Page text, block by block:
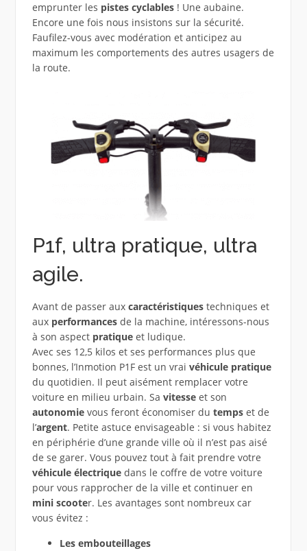
emprunter les pistes cyclables! Une aubaine.
Encore une fois nous insistons sur la sécurité.
Faufilez-vous avec modération et anticipez au
maximum les comportements des autres usagers de
la route.
P1f, ultra pratique, ultra
agile.
Avant de passer aux caractéristiquestechniques et
aux performancesde la machine, intéressons-nous
à son aspect pratiqueet ludique.
Avec ses 12,5 kilos et ses performances plus que
bonnes, l’Inmotion P1F est un vrai véhicule pratique
du quotidien. Il peut aisément remplacer votre
voiture en milieu urbain. Sa vitesseet son
autonomievous feront économiser du tempset de
l’argent. Petite astuce envisageable : si vous habitez
en périphérie d’une grande ville où il n’est pas aisé
de se garer. Vous pouvez tout à fait prendre votre
véhicule électriquedans le coffre de votre voiture
pour vous rapprocher de la ville et continuer en
mini scooter. Les avantages sont nombreux car
vous évitez :
Les embouteillages